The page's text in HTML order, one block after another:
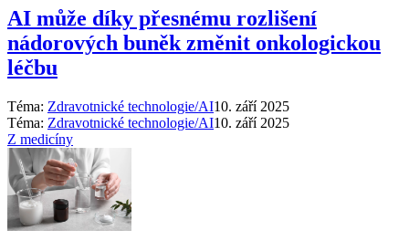
AI může díky přesnému rozlišení
nádorových buněk změnit onkologickou
léčbu
Téma: Zdravotnické technologie/AI10. září 2025
Téma: Zdravotnické technologie/AI10. září 2025
Z medicíny